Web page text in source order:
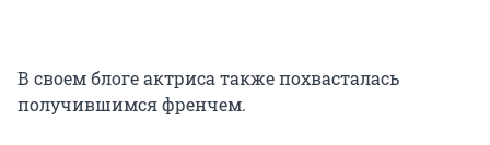
В своем блоге актриса также похвасталась
получившимся френчем.